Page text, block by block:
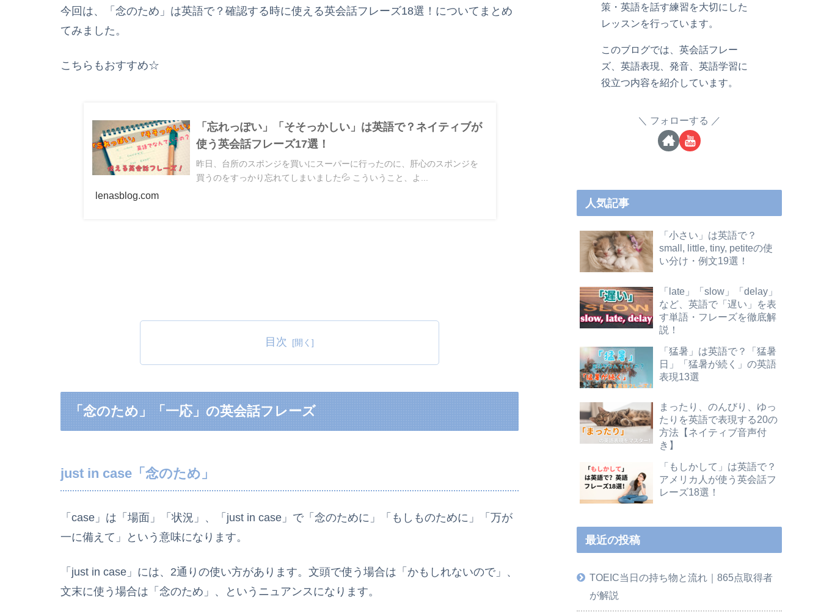
今回は、「念のため」は英語で？確認する時に使える英会話フレーズ18選！についてまとめ
てみました。
こちらもおすすめ☆
「忘れっぽい」「そそっかしい」は英語で？ネイティブが
使う英会話フレーズ17選！
昨日、台所のスポンジを買いにスーパーに行ったのに、肝心のスポンジを
買うのをすっかり忘れてしまいました💦 こういうこと、よ...
lenasblog.com
目次
「念のため」「一応」の英会話フレーズ
just in case「念のため」
「case」は「場面」「状況」、「just in case」で「念のために」「もしものために」「万が
一に備えて」という意味になります。
「just in case」には、2通りの使い方があります。文頭で使う場合は「かもしれないので」、
文末に使う場合は「念のため」、というニュアンスになります。
策・英語を話す練習を大切にした
レッスンを行っています。
このブログでは、英会話フレー
ズ、英語表現、発音、英語学習に
役立つ内容を紹介しています。
フォローする
人気記事
「小さい」は英語で？
small, little, tiny, petiteの使
い分け・例文19選！
「late」「slow」「delay」
など、英語で「遅い」を表
す単語・フレーズを徹底解
説！
「猛暑」は英語で？「猛暑
日」「猛暑が続く」の英語
表現13選
まったり、のんびり、ゆっ
たりを英語で表現する20の
方法【ネイティブ音声付
き】
「もしかして」は英語で？
アメリカ人が使う英会話フ
レーズ18選！
最近の投稿
TOEIC当日の持ち物と流れ｜865点取得者
が解説